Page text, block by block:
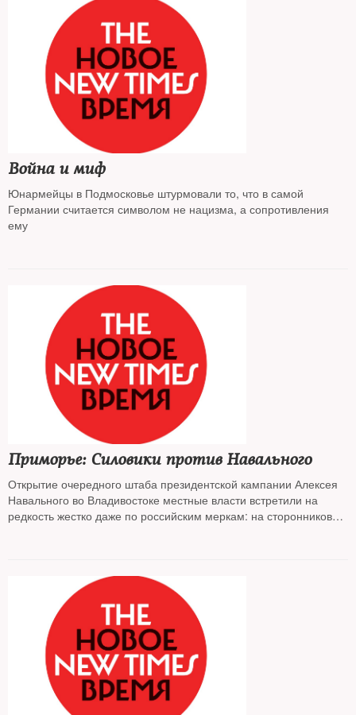
Война и миф
Юнармейцы в Подмосковье штурмовали то, что в самой
Германии считается символом не нацизма, а сопротивления
ему
Приморье: Силовики против Навального
Открытие очередного штаба президентской кампании Алексея
Навального во Владивостоке местные власти встретили на
редкость жестко даже по российским меркам: на сторонников